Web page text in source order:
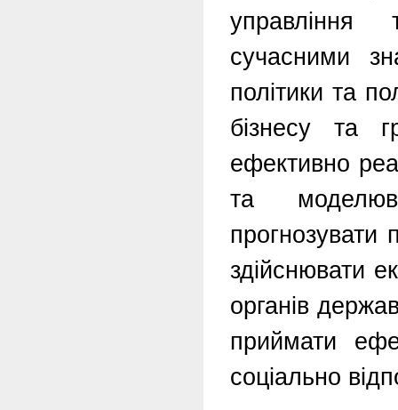
управління
сучасними
політики та
бізнесу та
ефективно
та
прогнозувати
здійснювати
органів
приймати
соціально